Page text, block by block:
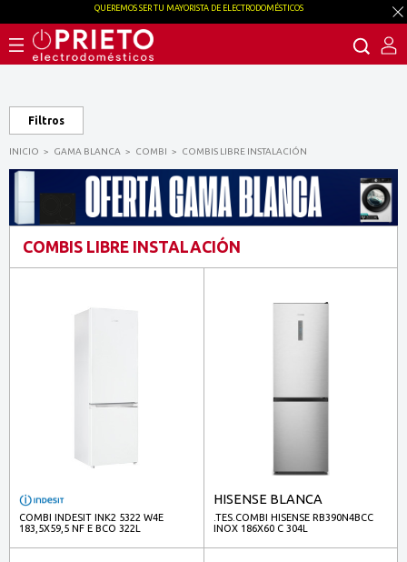
Filtros
INICIO GAMA BLANCA COMBI COMBIS LIBRE INSTALACIÓN
COMBIS LIBRE INSTALACIÓN
COMBI INDESIT INK2 5322 W4E
183,5X59,5 NF E BCO 322L
HISENSE BLANCA
.TES.COMBI HISENSE RB390N4BCC
INOX 186X60 C 304L
QUEREMOS SER TU MAYORISTA DE ELECTRODOMÉSTICOS